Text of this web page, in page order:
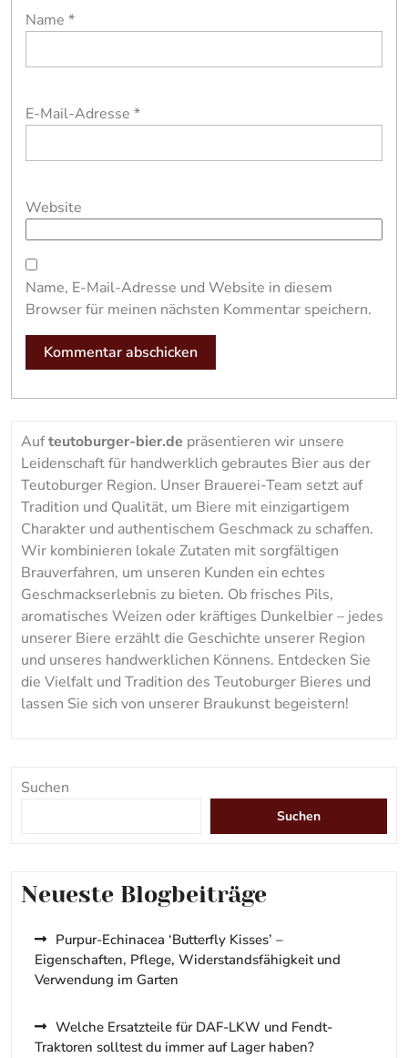
Name *
E-Mail-Adresse *
Website
Name, E-Mail-Adresse und Website in diesem
Browser für meinen nächsten Kommentar speichern.
Aufteutoburger-bier.de präsentieren wir unsere
Leidenschaft für handwerklich gebrautes Bier aus der
Teutoburger Region. Unser Brauerei-Team setzt auf
Tradition und Qualität, um Biere mit einzigartigem
Charakter und authentischem Geschmack zu schaffen.
Wir kombinieren lokale Zutaten mit sorgfältigen
Brauverfahren, um unseren Kunden ein echtes
Geschmackserlebnis zu bieten. Ob frisches Pils,
aromatisches Weizen oder kräftiges Dunkelbier – jedes
unserer Biere erzählt die Geschichte unserer Region
und unseres handwerklichen Könnens. Entdecken Sie
die Vielfalt und Tradition des Teutoburger Bieres und
lassen Sie sich von unserer Braukunst begeistern!
Suchen
Suchen
Neueste Blogbeiträge
Purpur-Echinacea ‘Butterfly Kisses’ –
Eigenschaften, Pflege, Widerstandsfähigkeit und
Verwendung im Garten
Welche Ersatzteile für DAF-LKW und Fendt-
Traktoren solltest du immer auf Lager haben?